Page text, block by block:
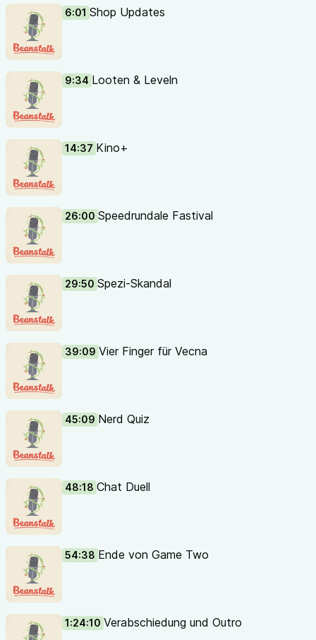
6:01 Shop Updates
9:34 Looten & Leveln
14:37 Kino+
26:00 Speedrundale Fastival
29:50 Spezi-Skandal
39:09 Vier Finger für Vecna
45:09 Nerd Quiz
48:18 Chat Duell
54:38 Ende von Game Two
1:24:10 Verabschiedung und Outro